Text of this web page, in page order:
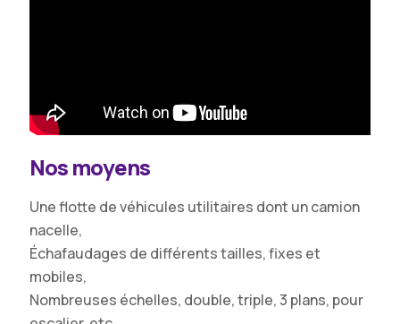
Nos moyens
Une flotte de véhicules utilitaires dont un camion
nacelle,
Échafaudages de différents tailles, fixes et
mobiles,
Nombreuses échelles, double, triple, 3 plans, pour